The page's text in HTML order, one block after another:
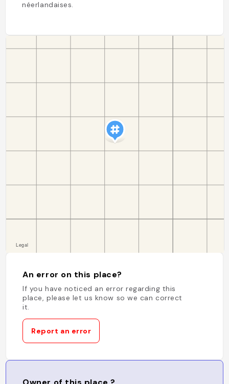
néerlandaises.
An error on this place?
If you have noticed an error regarding this
place, please let us know so we can correct
it.
Report an error